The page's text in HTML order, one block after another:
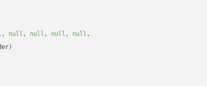
, null , null , null , null ,